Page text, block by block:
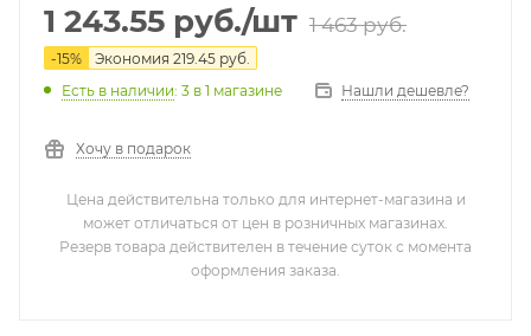
1 243.55 руб./шт 1 463руб.
-15% Экономия 219.45 руб.
Есть в наличии: 3 в 1 магазине Нашли дешевле?
Хочу в подарок
Цена действительна только для интернет-магазина и
может отличаться от цен в розничных магазинах.
Резерв товара действителен в течение суток с момента
оформления заказа.